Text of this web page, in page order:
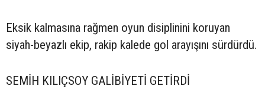
Eksik kalmasına rağmen oyun disiplinini koruyan
siyah-beyazlı ekip, rakip kalede gol arayışını sürdürdü.
SEMİH KILIÇSOY GALİBİYETİ GETİRDİ